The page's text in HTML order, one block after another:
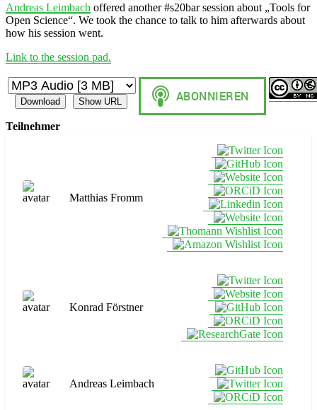
Andreas Leimbach offered another #s20bar session about „Tools for
Open Science“. We took the chance to talk to him afterwards about
how his session went.
Link to the session pad.
Download Show URL
Teilnehmer
Matthias Fromm
Konrad Förstner
Andreas Leimbach